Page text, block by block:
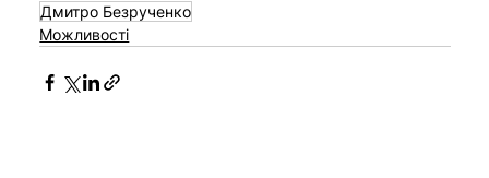
Дмитро Безрученко
Можливості